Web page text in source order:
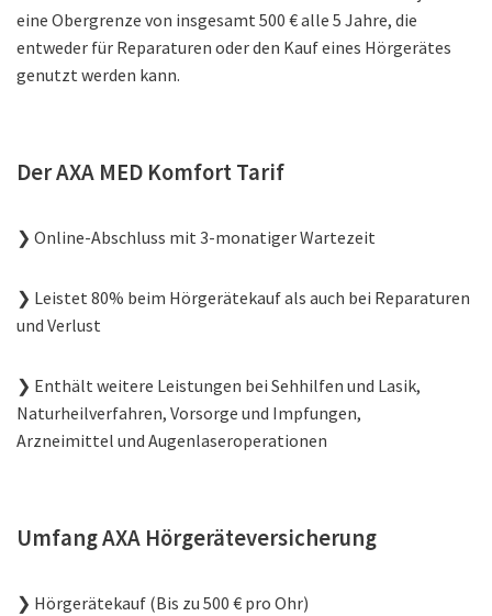
eine Obergrenze von insgesamt 500 € alle 5 Jahre, die
entweder für Reparaturen oder den Kauf eines Hörgerätes
genutzt werden kann.
Der AXA MED Komfort Tarif
❯ Online-Abschluss mit 3-monatiger Wartezeit
❯ Leistet 80% beim Hörgerätekauf als auch bei Reparaturen
und Verlust
❯ Enthält weitere Leistungen bei Sehhilfen und Lasik,
Naturheilverfahren, Vorsorge und Impfungen,
Arzneimittel und Augenlaseroperationen
Umfang AXA Hörgeräteversicherung
❯ Hörgerätekauf (Bis zu 500 € pro Ohr)